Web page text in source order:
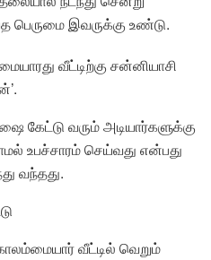
பெருமை இவருக்கு உண்டு.
வீட்டிற்கு சன்னியாசி
கேட்டு வரும் அடியார்களுக்கு
உபச்சாரம் செய்வது என்பது
வந்தது.
வீட்டில் வெறும்